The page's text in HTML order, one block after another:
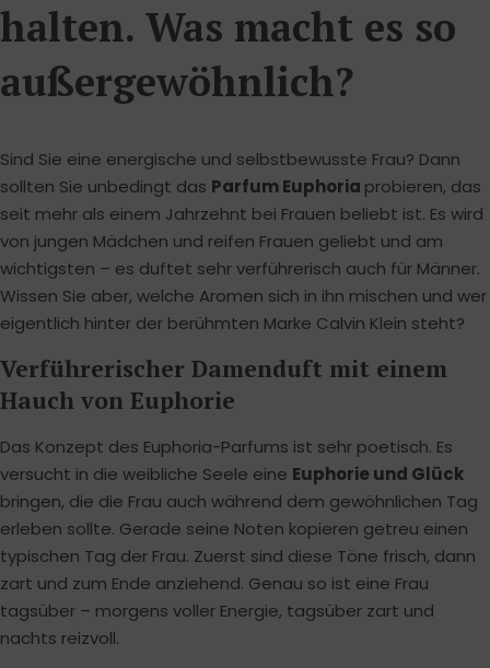
halten. Was macht es so
außergewöhnlich?
Sind Sie eine energische und selbstbewusste Frau? Dann
sollten Sie unbedingt das Parfum Euphoria probieren, das
seit mehr als einem Jahrzehnt bei Frauen beliebt ist. Es wird
von jungen Mädchen und reifen Frauen geliebt und am
wichtigsten – es duftet sehr verführerisch auch für Männer.
Wissen Sie aber, welche Aromen sich in ihn mischen und wer
eigentlich hinter der berühmten Marke Calvin Klein steht?
Verführerischer Damenduft mit einem
Hauch von Euphorie
Das Konzept des Euphoria-Parfums ist sehr poetisch. Es
versucht in die weibliche Seele eine Euphorie und Glück
bringen, die die Frau auch während dem gewöhnlichen Tag
erleben sollte. Gerade seine Noten kopieren getreu einen
typischen Tag der Frau. Zuerst sind diese Töne frisch, dann
zart und zum Ende anziehend. Genau so ist eine Frau
tagsüber – morgens voller Energie, tagsüber zart und
nachts reizvoll.